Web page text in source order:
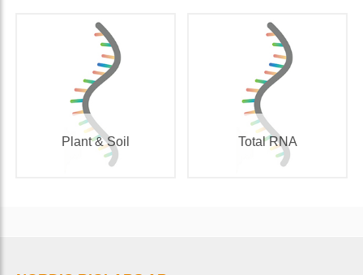
Plant & Soil Total RNA